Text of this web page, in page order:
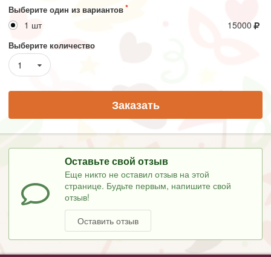
Выберите один из вариантов
1 шт 15000
Выберите количество
1
Заказать
Оставьте свой отзыв
Еще никто не оставил отзыв на этой
странице. Будьте первым, напишите свой
отзыв!
Оставить отзыв